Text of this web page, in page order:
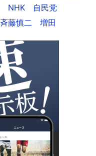
NHK
自民党
斉藤慎二 増田